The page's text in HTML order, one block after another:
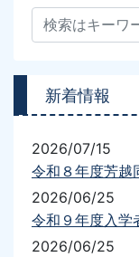
新着情報
2026/07/15
令和８年度芳越
2026/06/25
令和９年度入学
2026/06/25